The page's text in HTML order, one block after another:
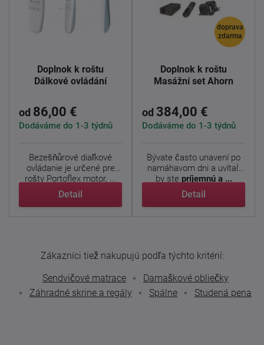
Doplnok k roštu
Dálkové ovládání
od 86,00 €
Dodáváme do 1-3 týdnů
Bezešňůrové diaľkové
ovládanie je určené pre
rošty Portoflex motor, ...
Detail
doprava
zdarma
Doplnok k roštu
Masážní set Ahorn
od 384,00 €
Dodáváme do 1-3 týdnů
Bývate často unavení po
namáhavom dni a uvítali
by ste príjemnú a ...
Detail
Zákazníci tiež nakupujú podľa týchto kritérií:
Sendvičové matrace
Damaškové obliečky
Záhradné skrine a regály
Spálne Studená pena